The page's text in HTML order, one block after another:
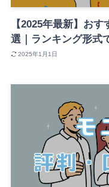
【2025年最新】お
選｜ランキング形式
2025年1月1日